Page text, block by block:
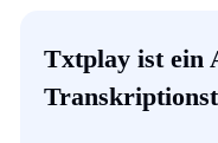
Txtplay ist ein